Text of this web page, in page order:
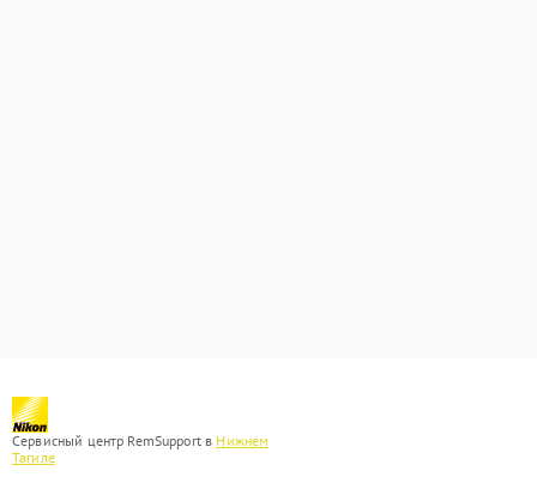
Сервисный центр RemSupport в Нижнем
Тагиле